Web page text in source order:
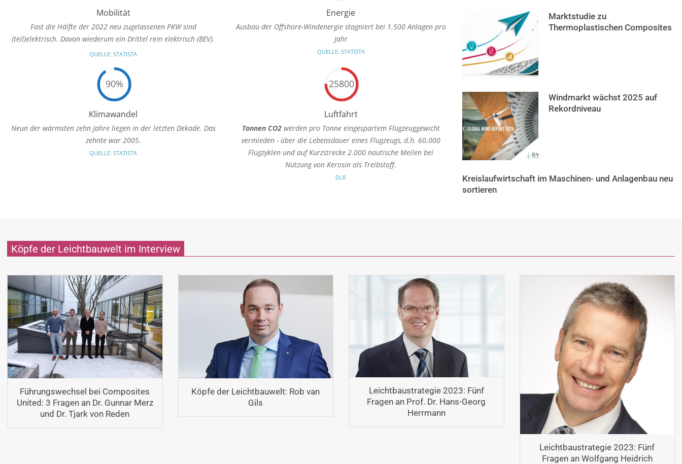
Mobilität
Fast die Hälfte der 2022 neu zugelassenen PKW sind
(teil)elektrisch. Davon wiederum ein Drittel rein elektrisch (BEV).
QUELLE: STATISTA
Energie
Ausbau der Offshore-Windenergie stagniert bei 1.500 Anlagen pro
Jahr
QUELLE: STATISTA
90%
Klimawandel
Neun der wärmsten zehn Jahre liegen in der letzten Dekade. Das
zehnte war 2005.
QUELLE: STATISTA
25800
Luftfahrt
Tonnen CO2werden pro Tonne eingespartem Flugzeuggewicht
vermieden - über die Lebensdauer eines Flugzeugs, d.h. 60.000
Flugzyklen und auf Kurzstrecke 2.000 nautische Meilen bei
Nutzung von Kerosin als Treibstoff.
DLR
Marktstudie zu
Thermoplastischen Composites
Windmarkt wächst 2025 auf
Rekordniveau
Kreislaufwirtschaft im Maschinen- und Anlagenbau neu
sortieren
Köpfe der Leichtbauwelt im Interview
Führungswechsel bei Composites
United: 3 Fragen an Dr. Gunnar Merz
und Dr. Tjark von Reden
Köpfe der Leichtbauwelt: Rob van
Gils
Leichtbaustrategie 2023: Fünf
Fragen an Prof. Dr. Hans-Georg
Herrmann
Leichtbaustrategie 2023: Fünf
Fragen an Wolfgang Heidrich